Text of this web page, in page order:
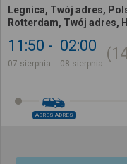
Legnica, Twój adres,
Rotterdam, Twój adres,
11:50
07 sierpnia
02:00
08 sierpnia
ADRES-ADRES